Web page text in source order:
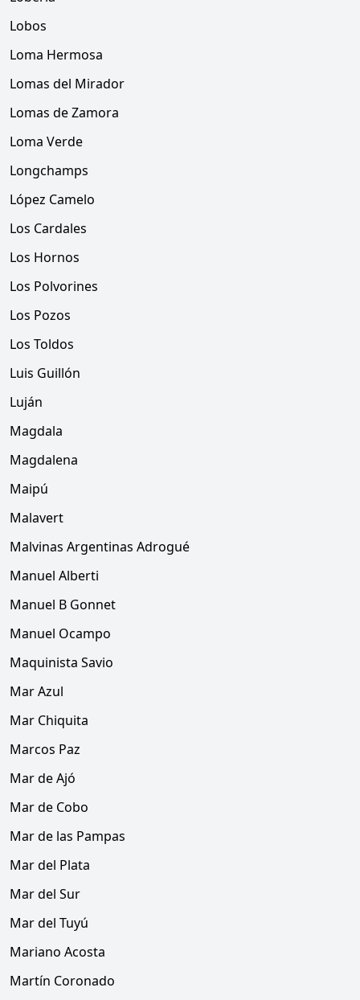
Lobos
Loma Hermosa
Lomas del Mirador
Lomas de Zamora
Loma Verde
Longchamps
López Camelo
Los Cardales
Los Hornos
Los Polvorines
Los Pozos
Los Toldos
Luis Guillón
Luján
Magdala
Magdalena
Maipú
Malavert
Malvinas Argentinas Adrogué
Manuel Alberti
Manuel B Gonnet
Manuel Ocampo
Maquinista Savio
Mar Azul
Mar Chiquita
Marcos Paz
Mar de Ajó
Mar de Cobo
Mar de las Pampas
Mar del Plata
Mar del Sur
Mar del Tuyú
Mariano Acosta
Martín Coronado